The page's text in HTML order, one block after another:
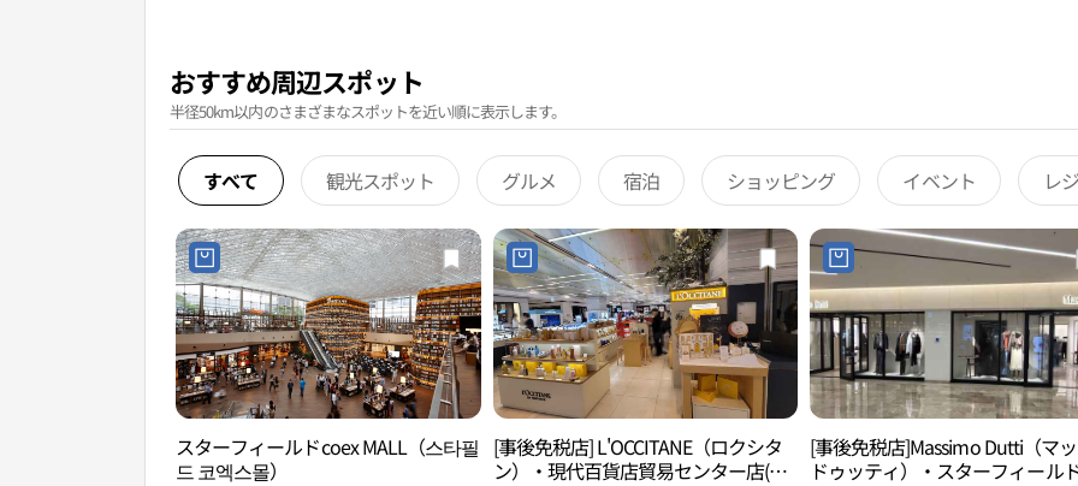
おすすめ周辺スポット
半径50km以内のさまざまなスポットを近い順に表示します。
すべて 観光スポット グルメ 宿泊 ショッピング イベント レ
スターフィールドcoex MALL（스타필
드 코엑스몰）
[事後免税店] L'OCCITANE（ロクシタ
ン）・現代百貨店貿易センター店(록
[事後免税店]Massimo Dutti（マ
ドゥッティ）・スターフィール